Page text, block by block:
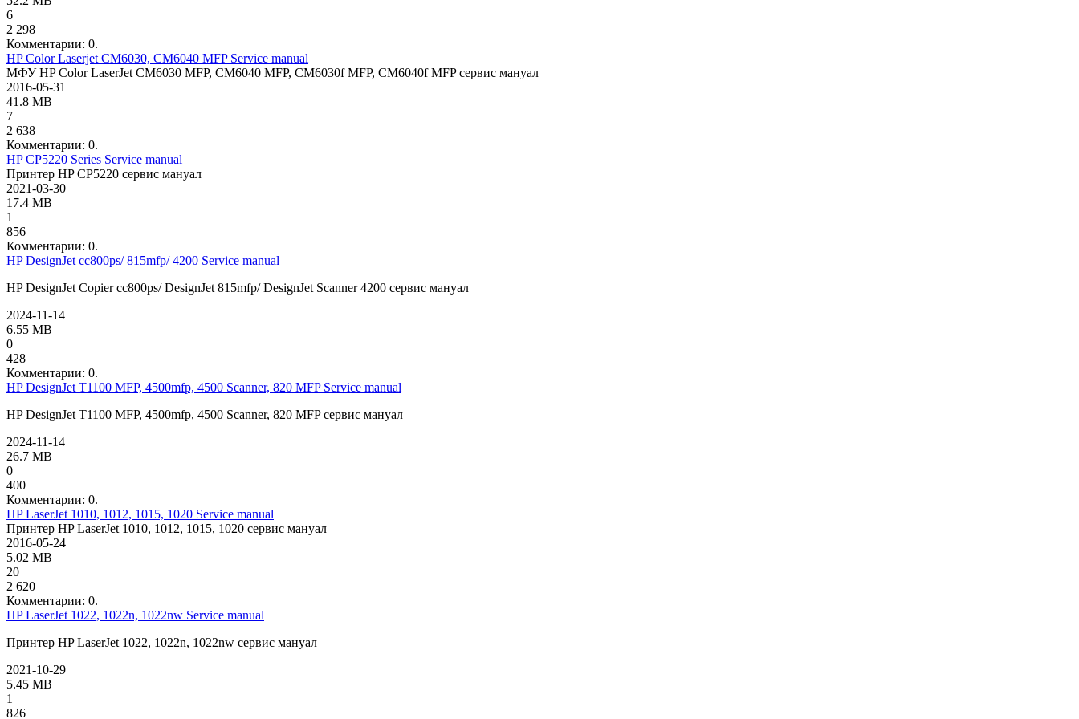
6
2 298
Комментарии: 0.
HP Color Laserjet CM6030, CM6040 MFP Service manual
МФУ HP Color LaserJet CM6030 MFP, CM6040 MFP, CM6030f MFP, CM6040f MFP сервис мануал
2016-05-31
41.8 MB
7
2 638
Комментарии: 0.
HP CP5220 Series Service manual
Принтер HP CP5220 сервис мануал
2021-03-30
17.4 MB
1
856
Комментарии: 0.
HP DesignJet cc800ps/ 815mfp/ 4200 Service manual
HP DesignJet Copier cc800ps/ DesignJet 815mfp/ DesignJet Scanner 4200 сервис мануал
2024-11-14
6.55 MB
0
428
Комментарии: 0.
HP DesignJet T1100 MFP, 4500mfp, 4500 Scanner, 820 MFP Service manual
HP DesignJet T1100 MFP, 4500mfp, 4500 Scanner, 820 MFP сервис мануал
2024-11-14
26.7 MB
0
400
Комментарии: 0.
HP LaserJet 1010, 1012, 1015, 1020 Service manual
Принтер HP LaserJet 1010, 1012, 1015, 1020 сервис мануал
2016-05-24
5.02 MB
20
2 620
Комментарии: 0.
HP LaserJet 1022, 1022n, 1022nw Service manual
Принтер HP LaserJet 1022, 1022n, 1022nw сервис мануал
2021-10-29
5.45 MB
1
826